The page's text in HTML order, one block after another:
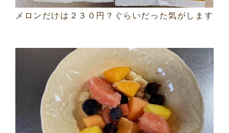
メロンだけは２３０円？ぐらいだった気がします